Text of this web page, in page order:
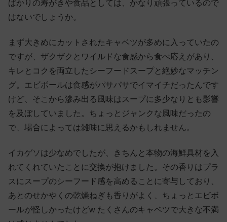
ばかりの寿がきや食品としては、かなり頑張っているので
はないでしょうか。
まず大きめにカットされたキャベツが多めに入っていたの
ですが、ザクザクとワイルドな食感から食べ応えがあり、
キレとコクを両立したシーフードスープと絶妙なマッチン
グ。エビボールは食感がパサパサでイマイチだったんです
けど、そこから滲み出る風味はスープに多少なりとも影響
を及ぼしていました。ちょっとジャンクな風味だったの
で、場合によっては雑味に思えるかもしれません。
イカゲソは少なめでしたが、きちんと本物の海鮮具材を入
れてくれていたことに交換が抱けました。その香りはプラ
スにスープのシーフード感を高めることに寄与しており、
あとのせかやくの乾燥ねぎも香りがよく、ちょっとエビボ
ールが怪しかったけどw たくさんのキャベツで大きな不満